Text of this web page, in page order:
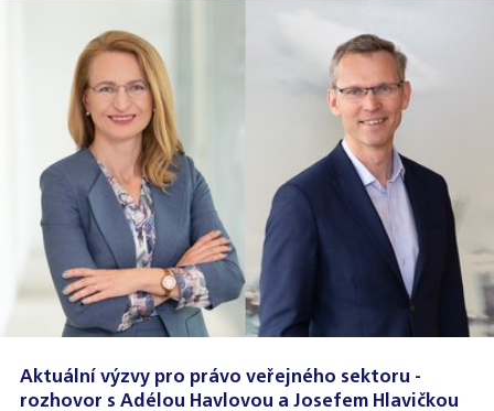
Aktuální výzvy pro právo veřejného sektoru -
rozhovor s Adélou Havlovou a Josefem Hlavičkou